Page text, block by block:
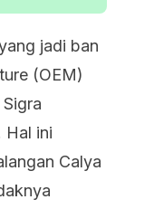
jadi ban
(OEM)
Hal ini
Calya